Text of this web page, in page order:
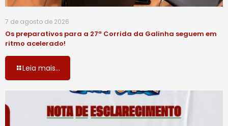
7 de agosto de 2026
Os preparativos para a 27ª Corrida da Galinha seguem em
ritmo acelerado!
Leia mais...